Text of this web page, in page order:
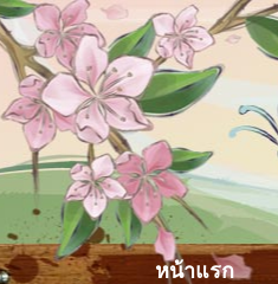
หน้าแรก